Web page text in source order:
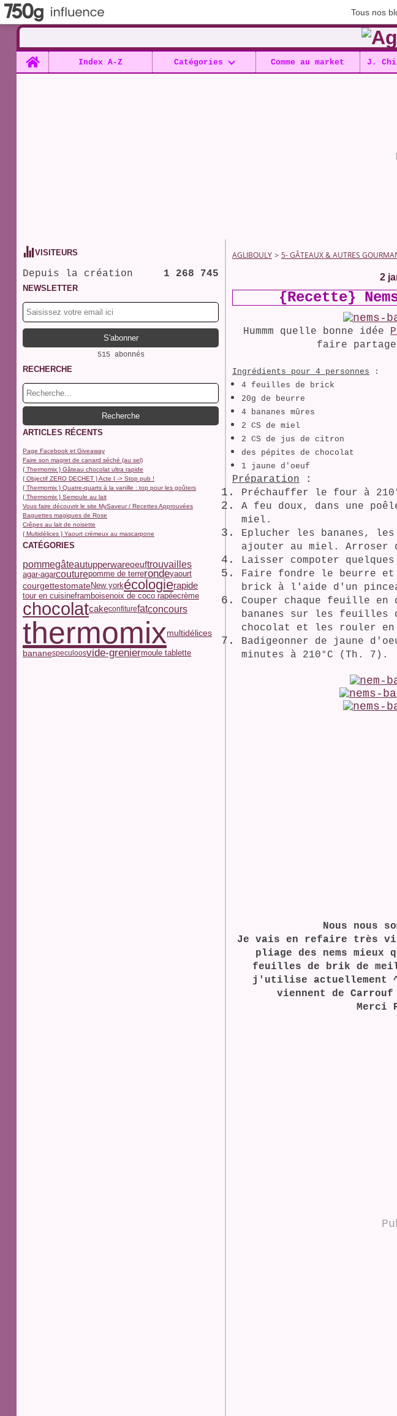
Tous nos
Home
Index A-Z Catégories Comme au market
VISITEURS
Depuis la création 1 268 745
NEWSLETTER
515 abonnés
RECHERCHE
ARTICLES RÉCENTS
Page Facebook et Giveaway
Faire son magret de canard séché (au sel)
{ Thermomix } Gâteau chocolat ultra rapide
{ Objectif ZERO DECHET } Acte I -> Stop pub !
{ Thermomix } Quatre-quarts à la vanille : top pour les goûters
{ Thermomix } Semoule au lait
Vous faire découvrir le site MySaveur / Recettes Approuvées
Baguettes magiques de Rose
Crêpes au lait de noisette
{ Multidélices } Yaourt crémeux au mascarpone
CATÉGORIES
pommegâteautupperwareoeuftrouvailles
agar-agarcouturepomme de terrerondeyaourt
courgettestomateNew yorkécologierapide
tour en cuisineframboisenoix de coco rapéecrème
chocolatcakeconfiturefatconcours
thermomixmultidélices
bananespeculoosvide-greniermoule tablette
AGLIBOULY > 5- GÂTEAUX & AUTRES
2
{Recette}
Hummm quelle bonne idée
faire
Ingrédients pour 4 personnes :
4 feuilles de brick
20g de beurre
4 bananes mûres
2 CS de miel
2 CS de jus de citron
des pépites de chocolat
1 jaune d'oeuf
Préparation :
Préchauffer le four à
A feu doux, dans une
miel.
Eplucher les bananes,
ajouter au miel. Arroser
Laisser compoter
Faire fondre le beurre
brick à l'aide d'un
Couper chaque feuille en
bananes sur les feuilles
chocolat et les rouler en
Badigeonner de jaune
minutes à 210°C (Th. 7).
Nous nous
Je vais en refaire très
pliage des nems
feuilles de brik de
j'utilise actuellement
viennent de Carrouf
Merci